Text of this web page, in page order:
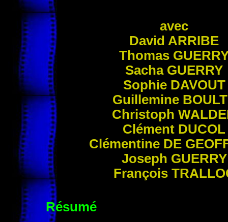
avec
David ARRIBE
Thomas
Sacha GUERRY
Sophie DAVOUT
Guillemine
Christoph
Clément DUCOL
Clémentine DE
Joseph GUERRY
François
Résumé